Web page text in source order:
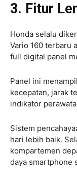
3. Fitur
Honda selalu
Vario 160 terbaru
full digital panel
Panel ini
kecepatan, jarak
indikator
Sistem
hari lebih baik.
kompartemen
daya smartphone